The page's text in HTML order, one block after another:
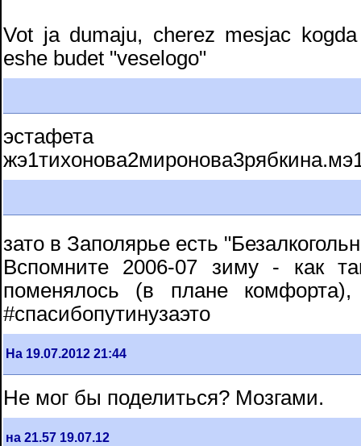
Vot ja dumaju, cherez mesjac
eshe budet "veselogo"
эстафета
зато в Заполярье есть
Вспомните 2006-07 зиму - как
поменялось (в плане
#спасибопутинузаэто
На 19.07.2012 21:44
Не мог бы поделиться? Мозгами.
на 21.57 19.07.12